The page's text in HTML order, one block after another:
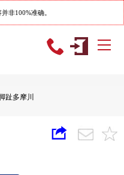
非100%准确。
趾多摩川